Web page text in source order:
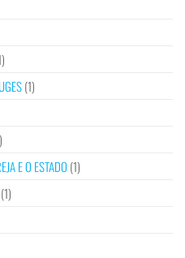
(1)
E O ESTADO (1)
(1)